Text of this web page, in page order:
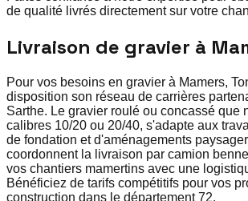
de qualité livrés directement sur votre
Livraison de gravier à
Pour vos besoins en gravier à Mamers,
disposition son réseau de carrières
Sarthe. Le gravier roulé ou concassé que
calibres 10/20 ou 20/40, s'adapte aux
de fondation et d'aménagements
coordonnent la livraison par camion
vos chantiers mamertins avec une
Bénéficiez de tarifs compétitifs pour vos
construction dans le département 72.